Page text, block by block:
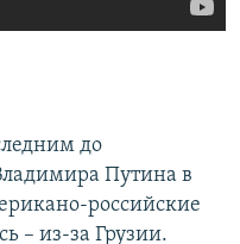
до
Путина в
российские
– из-за Грузии.